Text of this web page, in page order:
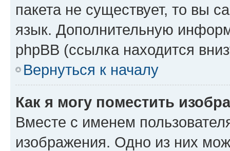
пакета не существует, то вы
язык. Дополнительную
phpBB (ссылка находится
Вернуться к началу
Как я могу поместить
Вместе с именем
изображения. Одно из них